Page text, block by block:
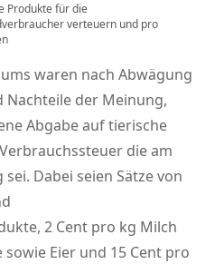
Produkte für die
verteuern und pro
waren nach Abwägung
der Meinung,
Abgabe auf tierische
die am
Dabei seien Sätze von
2 Cent pro kg Milch
Eier und 15 Cent pro